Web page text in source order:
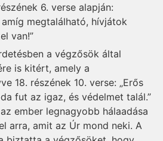
6. verse alapján:
amíg megtalálható, hívjátok
van!”
a végzősök által
is kitért, amely a
18. részének 10. verse: „Erős
fut az igaz, és védelmet talál.”
ember legnagyobb hálaadása
arra, amit az Úr mond neki. A